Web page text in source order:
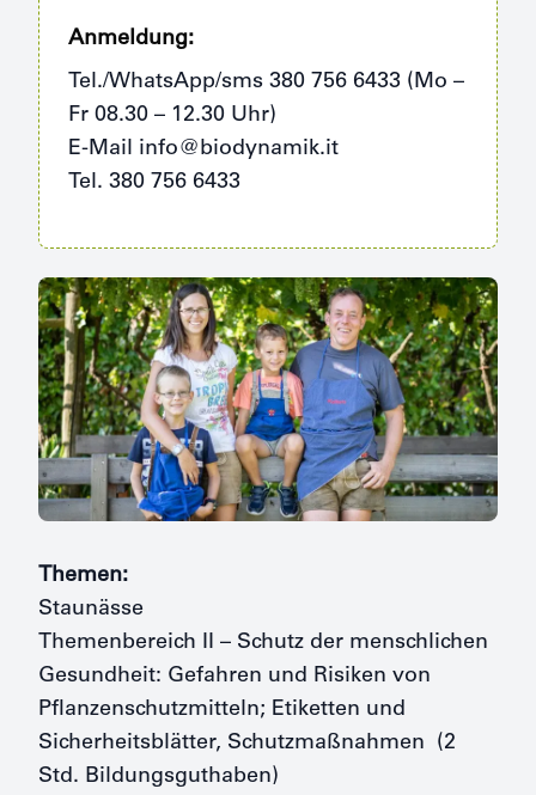
Anmeldung:
Tel./WhatsApp/sms 380 756 6433 (Mo –
Fr 08.30 – 12.30 Uhr)
E-Mail info@biodynamik.it
Tel. 380 756 6433
Themen:
Staunässe
Themenbereich II – Schutz der menschlichen
Gesundheit: Gefahren und Risiken von
Pflanzenschutzmitteln; Etiketten und
Sicherheitsblätter, Schutzmaßnahmen (2
Std. Bildungsguthaben)